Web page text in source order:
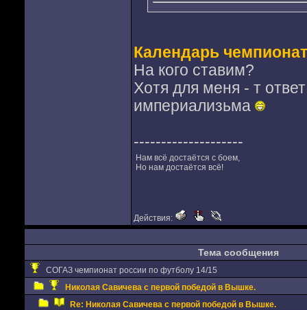
Календарь
На кого ставим?
Хотя для меня - т
империализьма
--------------------
Нам всё достаётся с боем,
Но нам достаётся всё!
Действия:
Тема сообщения
СОГАЗ чемпионат россии по футболу 14/15
Николая Савичева с первой победой в Вышке.
Re: Николая Савичева с первой победой в Вышке.